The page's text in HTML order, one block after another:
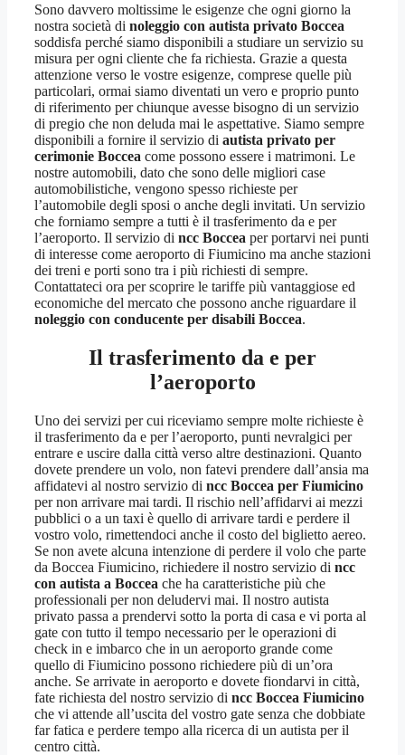
Sono davvero moltissime le esigenze che ogni giorno la
nostra società di noleggio con autista privato Boccea
soddisfa perché siamo disponibili a studiare un servizio su
misura per ogni cliente che fa richiesta. Grazie a questa
attenzione verso le vostre esigenze, comprese quelle più
particolari, ormai siamo diventati un vero e proprio punto
di riferimento per chiunque avesse bisogno di un servizio
di pregio che non deluda mai le aspettative. Siamo sempre
disponibili a fornire il servizio di autista privato per
cerimonie Boccea come possono essere i matrimoni. Le
nostre automobili, dato che sono delle migliori case
automobilistiche, vengono spesso richieste per
l’automobile degli sposi o anche degli invitati. Un servizio
che forniamo sempre a tutti è il trasferimento da e per
l’aeroporto. Il servizio di ncc Boccea per portarvi nei punti
di interesse come aeroporto di Fiumicino ma anche stazioni
dei treni e porti sono tra i più richiesti di sempre.
Contattateci ora per scoprire le tariffe più vantaggiose ed
economiche del mercato che possono anche riguardare il
noleggio con conducente per disabili Boccea.
Il trasferimento da e per
l’aeroporto
Uno dei servizi per cui riceviamo sempre molte richieste è
il trasferimento da e per l’aeroporto, punti nevralgici per
entrare e uscire dalla città verso altre destinazioni. Quanto
dovete prendere un volo, non fatevi prendere dall’ansia ma
affidatevi al nostro servizio di ncc Boccea per Fiumicino
per non arrivare mai tardi. Il rischio nell’affidarvi ai mezzi
pubblici o a un taxi è quello di arrivare tardi e perdere il
vostro volo, rimettendoci anche il costo del biglietto aereo.
Se non avete alcuna intenzione di perdere il volo che parte
da Boccea Fiumicino, richiedere il nostro servizio di ncc
con autista a Boccea che ha caratteristiche più che
professionali per non deludervi mai. Il nostro autista
privato passa a prendervi sotto la porta di casa e vi porta al
gate con tutto il tempo necessario per le operazioni di
check in e imbarco che in un aeroporto grande come
quello di Fiumicino possono richiedere più di un’ora
anche. Se arrivate in aeroporto e dovete fiondarvi in città,
fate richiesta del nostro servizio di ncc Boccea Fiumicino
che vi attende all’uscita del vostro gate senza che dobbiate
far fatica e perdere tempo alla ricerca di un autista per il
centro città.